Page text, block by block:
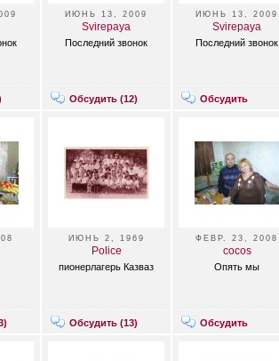
ИЮНЬ 13, 2009
Svirepaya
Последний звонок
Обсудить (12)
ИЮНЬ 13, 2009
Svirepaya
Последний звонок
Обсудить
)
ИЮНЬ 2, 1969
Police
пионерлагерь Казваз
Обсудить (13)
ФЕВР. 23, 2008
cocos
Опять мы
Обсудить